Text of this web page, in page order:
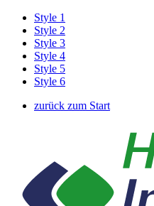
Style 1
Style 2
Style 3
Style 4
Style 5
Style 6
zurück zum Start